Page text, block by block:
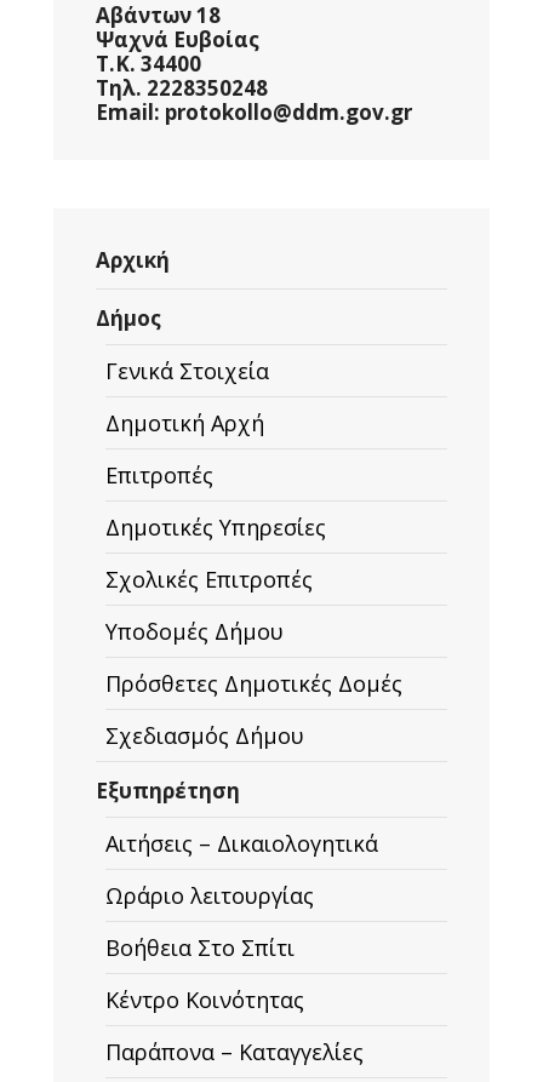
Αβάντων 18
Ψαχνά Ευβοίας
Τ.Κ. 34400
Τηλ. 2228350248
Email: protokollo@ddm.gov.gr
Αρχική
Δήμος
Γενικά Στοιχεία
Δημοτική Αρχή
Επιτροπές
Δημοτικές Υπηρεσίες
Σχολικές Επιτροπές
Υποδομές Δήμου
Πρόσθετες Δημοτικές Δομές
Σχεδιασμός Δήμου
Εξυπηρέτηση
Αιτήσεις – Δικαιολογητικά
Ωράριο λειτουργίας
Βοήθεια Στο Σπίτι
Κέντρο Κοινότητας
Παράπονα – Καταγγελίες